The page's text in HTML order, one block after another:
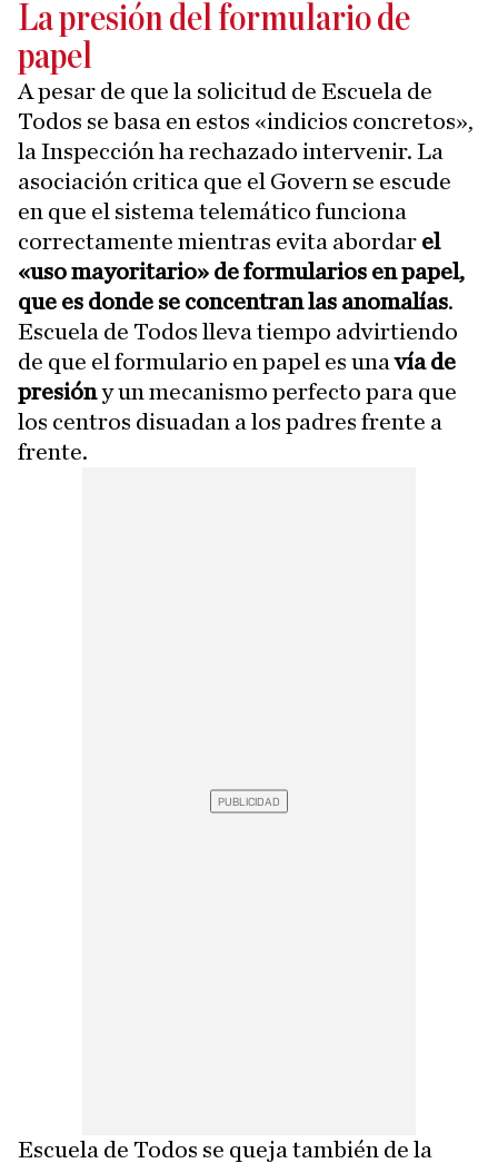
La presión del formulario de
papel
A pesar de que la solicitud de Escuela de
Todos se basa en estos «indicios concretos»,
la Inspección ha rechazado intervenir. La
asociación critica que el Govern se escude
en que el sistema telemático funciona
correctamente mientras evita abordar el
«uso mayoritario» de formularios en papel,
que es donde se concentran las anomalías.
Escuela de Todos lleva tiempo advirtiendo
de que el formulario en papel es unavía de
presióny un mecanismo perfecto para que
los centros disuadan a los padres frente a
frente.
Escuela de Todos se queja también de la